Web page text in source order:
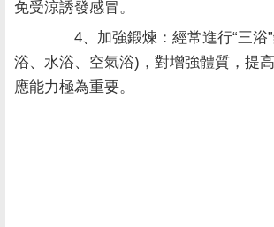
免受涼誘發感冒。
4、加強鍛煉：經常進行“三浴”
浴、水浴、空氣浴)，對增強體質，提
應能力極為重要。